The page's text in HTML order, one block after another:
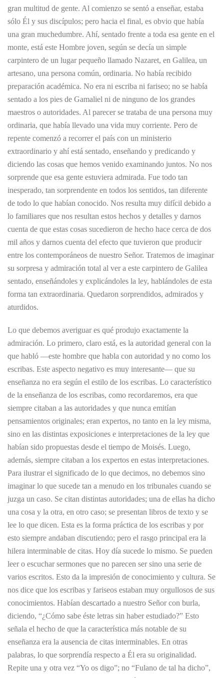
gran multitud de gente. Al comienzo se sentó a enseñar, estaba
sólo Él y sus discípulos; pero hacia el final, es obvio que había
una gran muchedumbre. Ahí, sentado frente a toda esa gente en el
monte, está este Hombre joven, según se decía un simple
carpintero de un lugar pequeño llamado Nazaret, en Galilea, un
artesano, una persona común, ordinaria. No había recibido
preparación académica. No era ni escriba ni fariseo; no se había
sentado a los pies de Gamaliel ni de ninguno de los grandes
maestros o autoridades. Al parecer se trataba de una persona muy
ordinaria, que había llevado una vida muy corriente. Pero de
repente comenzó a recorrer el país con un ministerio
extraordinario y ahí está sentado, enseñando y predicando y
diciendo las cosas que hemos venido examinando juntos. No nos
sorprende que esa gente estuviera admirada. Fue todo tan
inesperado, tan sorprendente en todos los sentidos, tan diferente
de todo lo que habían conocido. Nos resulta muy difícil debido a
lo familiares que nos resultan estos hechos y detalles y darnos
cuenta de que estas cosas sucedieron de hecho hace cerca de dos
mil años y darnos cuenta del efecto que tuvieron que producir
entre los contemporáneos de nuestro Señor. Tratemos de imaginar
su sorpresa y admiración total al ver a este carpintero de Galilea
sentado, enseñándoles y explicándoles la ley, hablándoles de esta
forma tan extraordinaria. Quedaron sorprendidos, admirados y
aturdidos.
Lo que debemos averiguar es qué produjo exactamente la
admiración. Lo primero, claro está, es la autoridad general con la
que habló —este hombre que habla con autoridad y no como los
escribas. Este aspecto negativo es muy interesante— que su
enseñanza no era según el estilo de los escribas. Lo característico
de la enseñanza de los escribas, como recordaremos, era que
siempre citaban a las autoridades y que nunca emitían
pensamientos originales; eran expertos, no tanto en la ley misma,
sino en las distintas exposiciones e interpretaciones de la ley que
habían sido propuestas desde el tiempo de Moisés. Luego,
además, siempre citaban a los expertos en estas interpretaciones.
Para ilustrar el significado de lo que decimos, no debemos sino
imaginar lo que sucede tan a menudo en los tribunales cuando se
juzga un caso. Se citan distintas autoridades; una de ellas ha dicho
una cosa y la otra, en otro caso; se presentan libros de texto y se
lee lo que dicen. Esta es la forma práctica de los escribas y por
esto siempre andaban discutiendo; pero el rasgo principal era la
hilera interminable de citas. Hoy día sucede lo mismo. Se pueden
leer o escuchar sermones que no parecen ser sino una serie de
varios escritos. Esto da la impresión de conocimiento y cultura. Se
nos dice que los escribas y fariseos estaban muy orgullosos de sus
conocimientos. Habían descartado a nuestro Señor con burla,
diciendo, “¿Cómo sabe éste letras sin haber estudiado?” Esto
señala el hecho de que la característica más notable de su
enseñanza era la ausencia de citas interminables. En otras
palabras, lo que sorprendía respecto a Él era su originalidad.
Repite una y otra vez “Yo os digo”; no “Fulano de tal ha dicho”,